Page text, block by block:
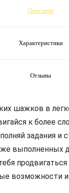
Описание
Характеристики
Отзывы
шажков в
к более
задания и
выполненных
возможности и